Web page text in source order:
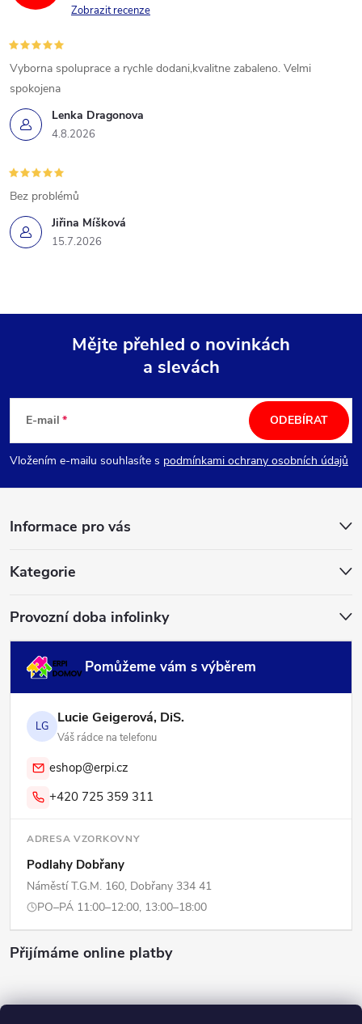
Zobrazit recenze
Lenka Dragonova
4.8.2026
Vyborna spoluprace a rychle dodani,kvalitne zabaleno. Velmi
spokojena
Jiřina Míšková
15.7.2026
Bez problémů
p
a
Mějte přehled o novinkách
a slevách
E-mail
Vložením e-mailu souhlasíte s podmínkami ochrany osobních údajů
ODEBÍRAT
Informace pro vás
Kategorie
Provozní doba infolinky
Pomůžeme vám s výběrem
LG Lucie Geigerová, DiS.
Váš rádce na telefonu
eshop@erpi.cz
+420 725 359 311
ADRESA VZORKOVNY
Podlahy Dobřany
Náměstí T.G.M. 160, Dobřany 334 41
PO–PÁ 11:00–12:00, 13:00–18:00
Přijímáme online platby